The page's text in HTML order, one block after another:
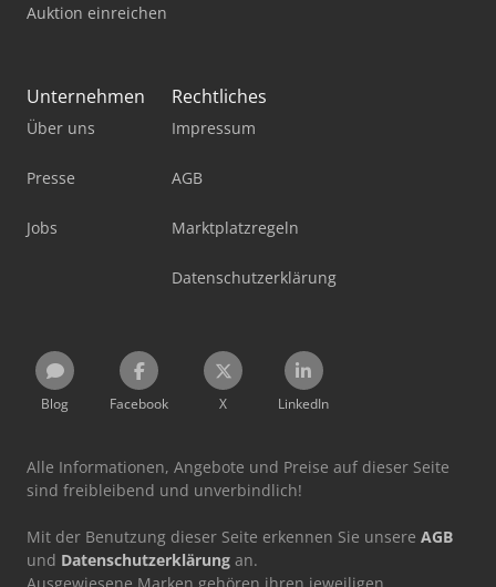
Auktion einreichen
Unternehmen
Über uns
Presse
Jobs
Rechtliches
Impressum
AGB
Marktplatzregeln
Datenschutzerklärung
Blog Facebook X LinkedIn
Alle Informationen, Angebote und Preise auf dieser Seite
sind freibleibend und unverbindlich!
Mit der Benutzung dieser Seite erkennen Sie unsere AGB
und Datenschutzerklärung an.